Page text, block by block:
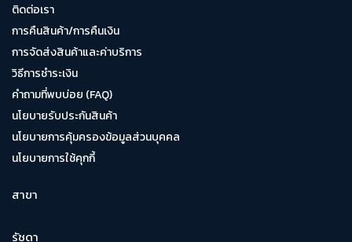
ติดต่อเรา
การคืนสินค้า/การคืนเงิน
การจัดส่งสินค้าและค่าบริการ
วิธีการชำระเงิน
คำถามที่พบบ่อย (FAQ)
นโยบายรับประกันสินค้า
นโยบายการคุ้มครองข้อมูลส่วนบุคคล
นโยบายการใช้คุกกี้
สาขา
รัชดา